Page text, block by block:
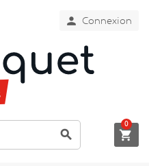
 Connexion
 
0